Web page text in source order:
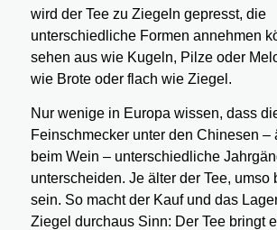
wird der Tee zu Ziegeln gepresst, die
unterschiedliche Formen annehmen
sehen aus wie Kugeln, Pilze oder
wie Brote oder flach wie Ziegel.
Nur wenige in Europa wissen, dass
Feinschmecker unter den Chinesen –
beim Wein – unterschiedliche
unterscheiden. Je älter der Tee, umso
sein. So macht der Kauf und das
Ziegel durchaus Sinn: Der Tee bringt